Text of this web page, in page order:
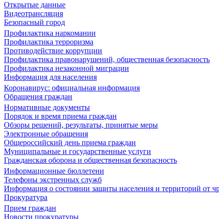
Открытые данные
Видеотрансляция
Безопасный город
Профилактика наркомании
Профилактика терроризма
Противодействие коррупции
Профилактика правонарушений, общественная безопасность
Профилактика незаконной миграции
Информация для населения
Коронавирус: официальная информация
Обращения граждан
Нормативные документы
Порядок и время приема граждан
Обзоры решений, результаты, принятые меры
Электронные обращения
Общероссийский день приема граждан
Муниципальные и государственные услуги
Гражданская оборона и общественная безопасность
Информационные бюллетени
Телефоны экстренных служб
Информация о состоянии защиты населения и территорий от
Прокуратура
Прием граждан
Новости прокуратуры